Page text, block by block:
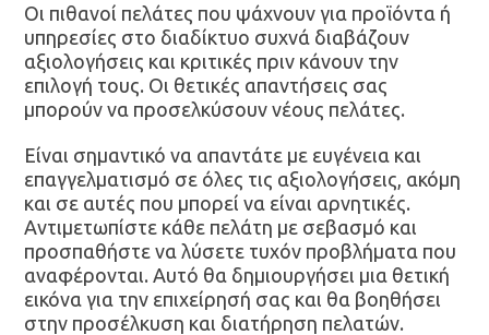
Οι πιθανοί πελάτες που ψάχνουν για προϊόντα ή
υπηρεσίες στο διαδίκτυο συχνά διαβάζουν
αξιολογήσεις και κριτικές πριν κάνουν την
επιλογή τους. Οι θετικές απαντήσεις σας
μπορούν να προσελκύσουν νέους πελάτες.
Είναι σημαντικό να απαντάτε με ευγένεια και
επαγγελματισμό σε όλες τις αξιολογήσεις, ακόμη
και σε αυτές που μπορεί να είναι αρνητικές.
Αντιμετωπίστε κάθε πελάτη με σεβασμό και
προσπαθήστε να λύσετε τυχόν προβλήματα που
αναφέρονται. Αυτό θα δημιουργήσει μια θετική
εικόνα για την επιχείρησή σας και θα βοηθήσει
στην προσέλκυση και διατήρηση πελατών.